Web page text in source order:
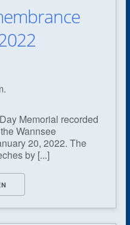
Memorial recorded
Wannsee
20, 2022. The
by [...]